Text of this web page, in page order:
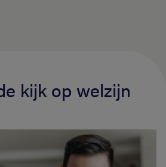
kijk op welzijn